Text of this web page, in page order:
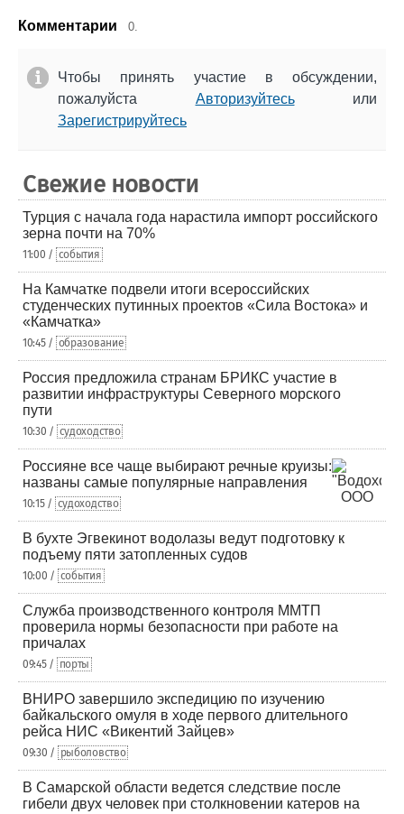
Комментарии 0.
Чтобы принять участие в обсуждении,
пожалуйста Авторизуйтесьили
Зарегистрируйтесь
Свежие новости
Турция с начала года нарастила импорт российского
зерна почти на 70%
11:00 / события
На Камчатке подвели итоги всероссийских
студенческих путинных проектов «Сила Востока» и
«Камчатка»
10:45 / образование
Россия предложила странам БРИКС участие в
развитии инфраструктуры Северного морского
пути
10:30 / судоходство
Россияне все чаще выбирают речные круизы:
названы самые популярные направления
10:15 / судоходство
В бухте Эгвекинот водолазы ведут подготовку к
подъему пяти затопленных судов
10:00 / события
Служба производственного контроля ММТП
проверила нормы безопасности при работе на
причалах
09:45 / порты
ВНИРО завершило экспедицию по изучению
байкальского омуля в ходе первого длительного
рейса НИС «Викентий Зайцев»
09:30 / рыболовство
В Самарской области ведется следствие после
гибели двух человек при столкновении катеров на